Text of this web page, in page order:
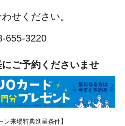
せください。
655-3220
ご予約くださいませ
ン来場特典進呈条件】